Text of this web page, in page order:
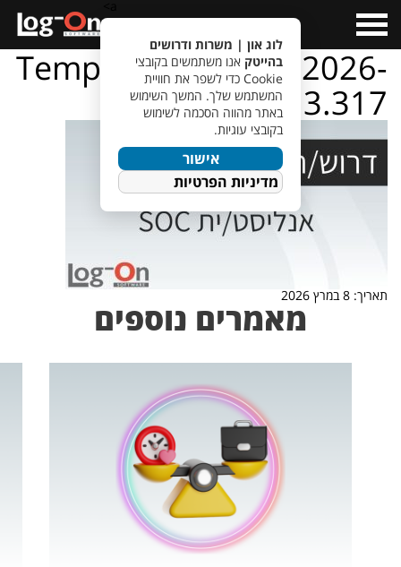
Menu
TempletJobsWeb – 2026-
03-08T144913.317
תאריך: 8 במרץ 2026
מאמרים נוספים
לוג און | משרות ודרושים
בהייטק אנו משתמשים בקובצי
Cookie כדי לשפר את חוויית
המשתמש שלך. המשך השימוש
באתר מהווה הסכמה לשימוש
בקובצי עוגיות.
אישור
מדיניות הפרטיות